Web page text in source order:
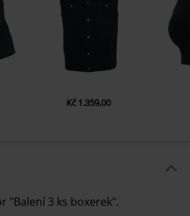
Kč 1.359,00
"Balení 3 ks boxerek".